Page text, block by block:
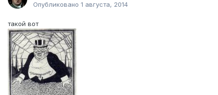
Опубликовано 1 августа, 2014
такой вот